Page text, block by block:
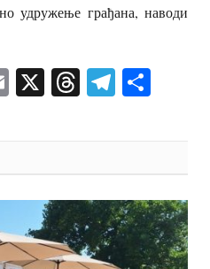
удружење грађана, наводи
Email
X Threads